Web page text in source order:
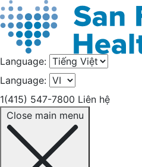
Language:
Language:
1(415) 547-7800 Liên hệ
Close main menu